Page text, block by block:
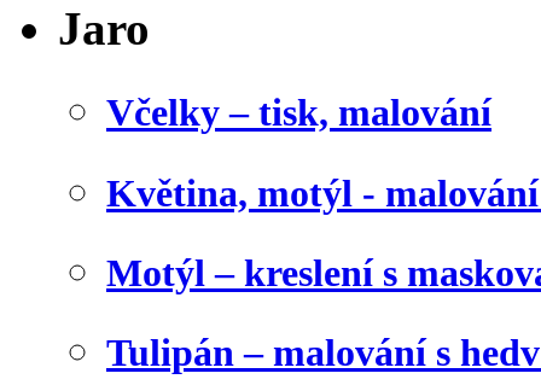
Jaro
Včelky – tisk, malování
Květina, motýl -
Motýl – kreslení s
Tulipán – malování s